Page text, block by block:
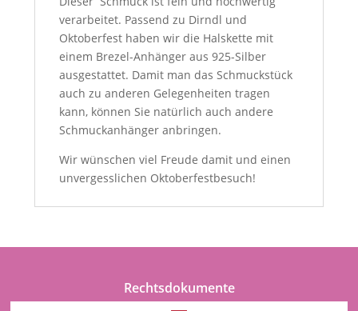
verarbeitet. Passend zu Dirndl und
Oktoberfest haben wir die Halskette mit
einem Brezel-Anhänger aus 925-Silber
ausgestattet. Damit man das Schmuckstück
auch zu anderen Gelegenheiten tragen
kann, können Sie natürlich auch andere
Schmuckanhänger anbringen.
Wir wünschen viel Freude damit und einen
unvergesslichen Oktoberfestbesuch!
Rechtsdokumente